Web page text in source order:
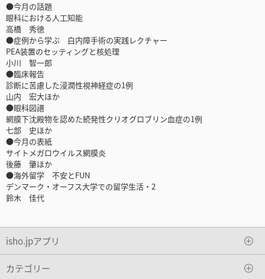
●今月の話題
眼科における人工知能
高橋 秀徳
●症例から学ぶ 白内障手術の実践レクチャー
PEA装置のセッティングと核処理
小川 智一郎
●臨床報告
診断に苦慮した浸潤性視神経症の1例
山内 宏大ほか
●眼科図譜
網膜下沈殿物を認めた続発性クリオグロブリン血症の1例
七部 史ほか
●今月の表紙
サイトメガロウイルス網膜炎
後藤 肇ほか
●海外留学 不安とFUN
デンマーク・オーフス大学での留学生活・2
鈴木 佳代
isho.jpアプリ
カテゴリー